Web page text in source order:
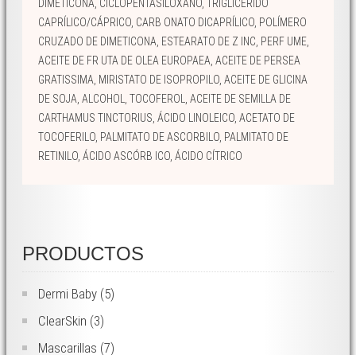
DIMETICONA, CICLOPENTASILOXANO, TRIGLICÉRIDO
CAPRÍLICO/CÁPRICO, CARB ONATO DICAPRÍLICO, POLÍMERO
CRUZADO DE DIMETICONA, ESTEARATO DE Z INC, PERF UME,
ACEITE DE FR UTA DE OLEA EUROPAEA, ACEITE DE PERSEA
GRATISSIMA, MIRISTATO DE ISOPROPILO, ACEITE DE GLICINA
DE SOJA, ALCOHOL, TOCOFEROL, ACEITE DE SEMILLA DE
CARTHAMUS TINCTORIUS, ÁCIDO LINOLEICO, ACETATO DE
TOCOFERILO, PALMITATO DE ASCORBILO, PALMITATO DE
RETINILO, ÁCIDO ASCÓRB ICO, ÁCIDO CÍTRICO
PRODUCTOS
Dermi Baby (5)
ClearSkin (3)
Mascarillas (7)